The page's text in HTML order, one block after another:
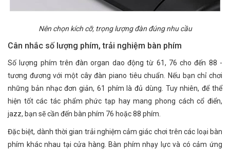
Nên chọn kích cỡ, trọng lượng đàn đúng nhu cầu
Cân nhắc số lượng phím, trải nghiệm bàn phím
Số lượng phím trên đàn organ dao động từ 61, 76 cho đến 88 -
tương đương với một cây đàn piano tiêu chuẩn. Nếu bạn chỉ chơi
những bản nhạc đơn giản, 61 phím là đủ dùng. Tuy nhiên, để thể
hiện tốt các tác phẩm phức tạp hay mang phong cách cổ điển,
jazz, bạn sẽ cần đến bàn phím 76 hoặc 88 phím.
Đặc biệt, dành thời gian trải nghiệm cảm giác chơi trên các loại bàn
phím khác nhau tại cửa hàng. Bàn phím nhạy lực và có cảm ứng